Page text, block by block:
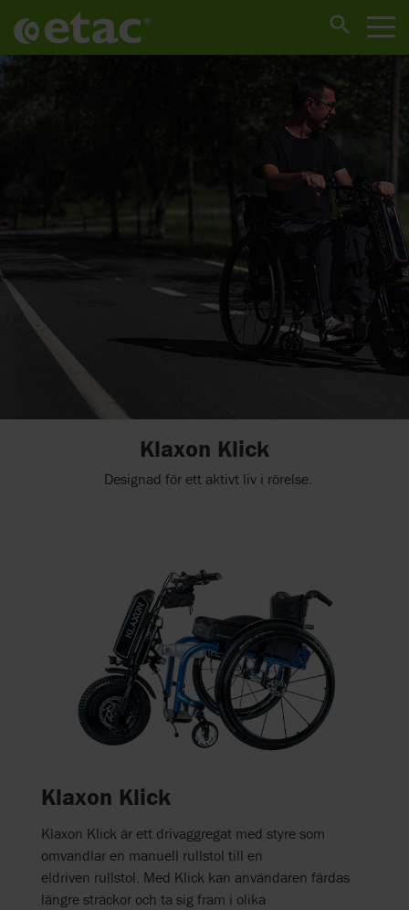
Klaxon Klick
Designad för ett aktivt liv i rörelse.
Klaxon Klick
Klaxon Klick är ett drivaggregat med styre som
omvandlar en manuell rullstol till en
eldriven rullstol. Med Klick kan användaren färdas
längre sträckor och ta sig fram i olika